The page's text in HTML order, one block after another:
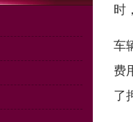
时
车
费
了